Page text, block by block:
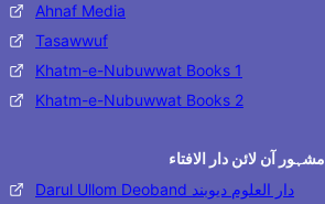
Ahnaf Media
Tasawwuf
Khatm-e-Nubuwwat Books 1
Khatm-e-Nubuwwat Books 2
مشہور آن لائن دار الافتاء
Darul Ullom Deoband دار العلوم دیوبند